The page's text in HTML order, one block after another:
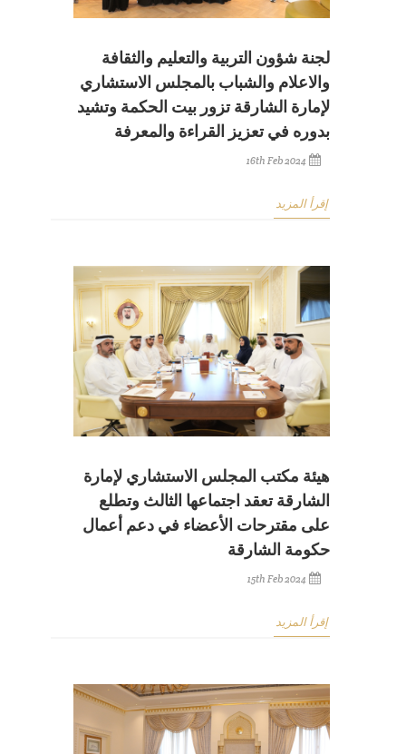
لجنة شؤون التربية والتعليم والثقافة
والاعلام والشباب بالمجلس الاستشاري
لإمارة الشارقة تزور بيت الحكمة وتشيد
بدوره في تعزيز القراءة والمعرفة
16th Feb 2024
إقرأ المزيد
هيئة مكتب المجلس الاستشاري لإمارة
الشارقة تعقد اجتماعها الثالث وتطلع
على مقترحات الأعضاء في دعم أعمال
حكومة الشارقة
15th Feb 2024
إقرأ المزيد